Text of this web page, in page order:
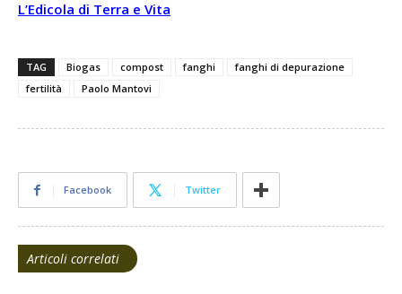
L’Edicola di Terra e Vita
TAG Biogas compost fanghi
fanghi di depurazione
fertilità
Paolo Mantovi
Facebook Twitter
Articoli correlati